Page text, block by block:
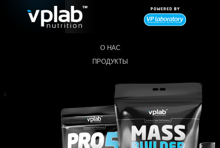
О НАС
ПРОДУКТЫ